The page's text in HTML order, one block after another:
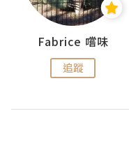
Fabrice 嚐味
追蹤